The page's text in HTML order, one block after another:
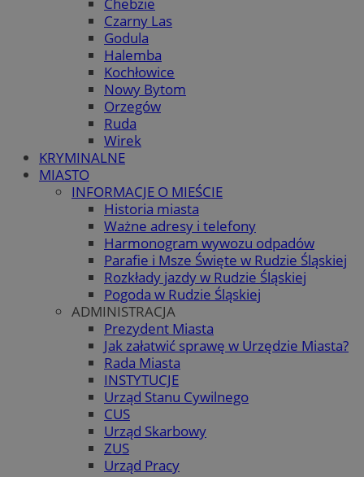
Czarny Las
Godula
Halemba
Kochłowice
Nowy Bytom
Orzegów
Ruda
Wirek
KRYMINALNE
MIASTO
INFORMACJE O MIEŚCIE
Historia miasta
Ważne adresy i telefony
Harmonogram wywozu odpadów
Parafie i Msze Święte w Rudzie Śląskiej
Rozkłady jazdy w Rudzie Śląskiej
Pogoda w Rudzie Śląskiej
ADMINISTRACJA
Prezydent Miasta
Jak załatwić sprawę w Urzędzie Miasta?
Rada Miasta
INSTYTUCJE
Urząd Stanu Cywilnego
CUS
Urząd Skarbowy
ZUS
Urząd Pracy